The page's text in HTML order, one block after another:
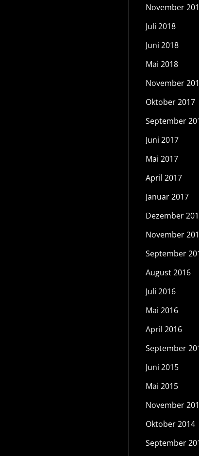
November
Juli 2018
Juni 2018
Mai 2018
November
Oktober 2017
September
Juni 2017
Mai 2017
April 2017
Januar 2017
Dezember
November
September
August 2016
Juli 2016
Mai 2016
April 2016
September
Juni 2015
Mai 2015
November
Oktober 2014
September